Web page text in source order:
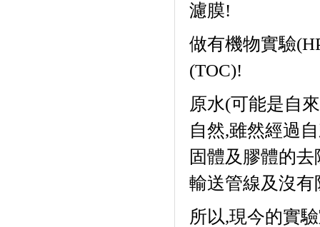
濾膜!
做有機物實驗
(TOC)!
原水(可能是自
自然,雖然經過
固體及膠體的
輸送管線及沒
所以,現今的實